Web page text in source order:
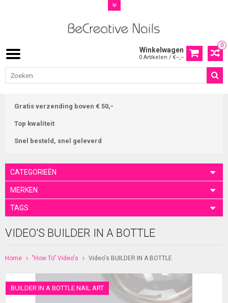
0
Winkelwagen
0 Artikelen / €--,--
Gratis verzending boven € 50,-
Top kwaliteit
Snel besteld, snel geleverd
CATEGORIEËN
MERKEN
TAGS
VIDEO'S BUILDER IN A BOTTLE
Home "How To" Video's Video's BUILDER IN A BOTTLE
BUILDER IN A BOTTLE NAIL ART